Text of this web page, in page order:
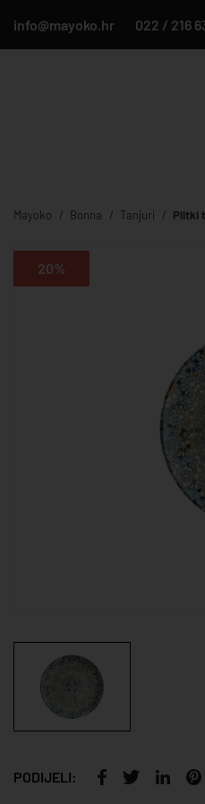
info@mayoko.hr 022 / 216
Mayoko Bonna Tanjuri Plitki
20%
PODIJELI: